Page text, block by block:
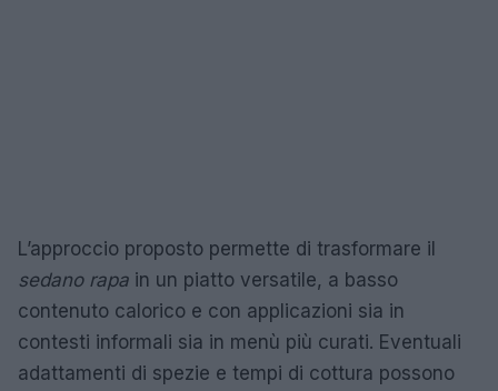
L’approccio proposto permette di trasformare il
sedano rapa in un piatto versatile, a basso
contenuto calorico e con applicazioni sia in
contesti informali sia in menù più curati. Eventuali
adattamenti di spezie e tempi di cottura possono